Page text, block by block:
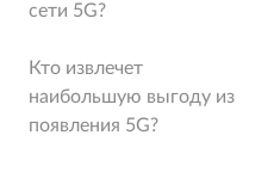
сети 5G?
Кто извлечет
наибольшую выгоду из
появления 5G?